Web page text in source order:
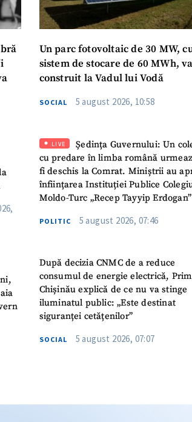
Un parc fotovoltaic de 30 MW,
sistem de stocare de 60 MWh,
construit la Vadul lui Vodă
SOCIAL 5 august 2026, 10:58
LIVE
Ședința Guvernului: Un
cu predare în limba română
fi deschis la Comrat. Miniștrii au
înființarea Instituției Publice
Moldo-Turc „Recep Tayyip Erdogan”
POLITIC 5 august 2026, 07:46
După decizia CNMC de a reduce
consumul de energie electrică,
Chișinău explică de ce nu va stinge
iluminatul public: „Este destinat
siguranței cetățenilor”
SOCIAL 5 august 2026, 07:07